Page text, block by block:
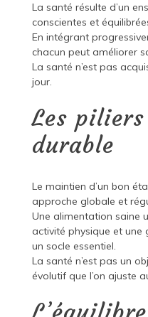
La santé résulte d’un
conscientes et
En intégrant
chacun peut améliorer
La santé n’est pas
jour.
Les piliers
durable
Le maintien d’un bon
approche globale et
Une alimentation saine
activité physique et une
un socle essentiel.
La santé n’est pas un
évolutif que l’on ajuste